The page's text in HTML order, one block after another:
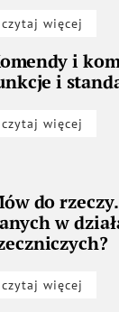
czytaj więcej
i
i
czytaj więcej
do
w
czytaj więcej